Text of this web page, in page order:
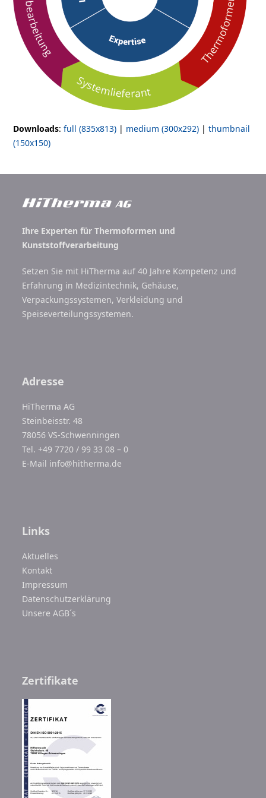
Downloads:full (835x813) | medium (300x292) |thumbnail
(150x150)
Ihre Experten für Thermoformen und
Kunststoffverarbeitung
Setzen Sie mit HiTherma auf 40 Jahre Kompetenz und
Erfahrung in Medizintechnik, Gehäuse,
Verpackungssystemen, Verkleidung und
Speiseverteilungssystemen.
Adresse
HiTherma AG
Steinbeisstr. 48
78056 VS-Schwenningen
Tel. +49 7720 / 99 33 08 – 0
E-Mail info@hitherma.de
Links
Aktuelles
Kontakt
Impressum
Datenschutzerklärung
Unsere AGB´s
Zertifikate